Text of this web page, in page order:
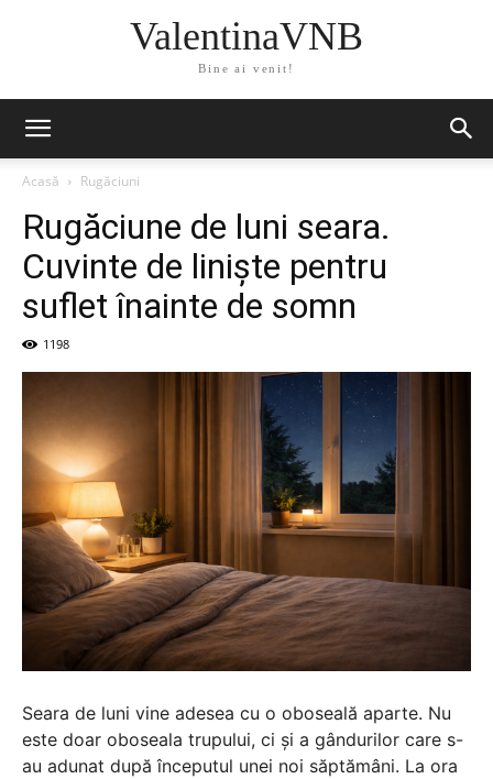
ValentinaVNB
Bine ai venit!
Acasă Rugăciuni
Rugăciune de luni seara.
Cuvinte de liniște pentru
suflet înainte de somn
1198
Seara de luni vine adesea cu o oboseală aparte. Nu
este doar oboseala trupului, ci și a gândurilor care s-
au adunat după începutul unei noi săptămâni. La ora